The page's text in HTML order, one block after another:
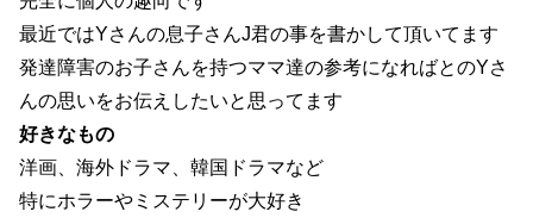
最近ではYさんの息子さんJ君の事を書かして頂いてます
発達障害のお子さんを持つママ達の参考になればとのYさ
んの思いをお伝えしたいと思ってます
好きなもの
洋画、海外ドラマ、韓国ドラマなど
特にホラーやミステリーが大好き